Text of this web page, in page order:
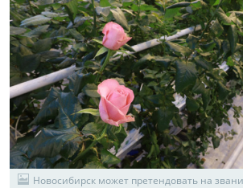
Новосибирск может претендовать на